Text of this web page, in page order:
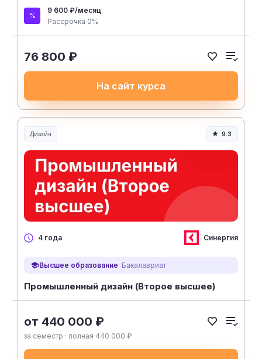
9 600 ₽/месяц
Рассрочка 0%
76 800 ₽
На сайт курса
Дизайн 9.3
4 года Синергия
Высшее образование· Бакалавриат
Промышленный дизайн (Второе высшее)
от 440 000 ₽
за семестр · полная 440 000 ₽